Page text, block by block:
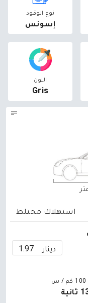
نوع الوقود
إسونس
اللون
Gris
استهلاك مختلط
دينار